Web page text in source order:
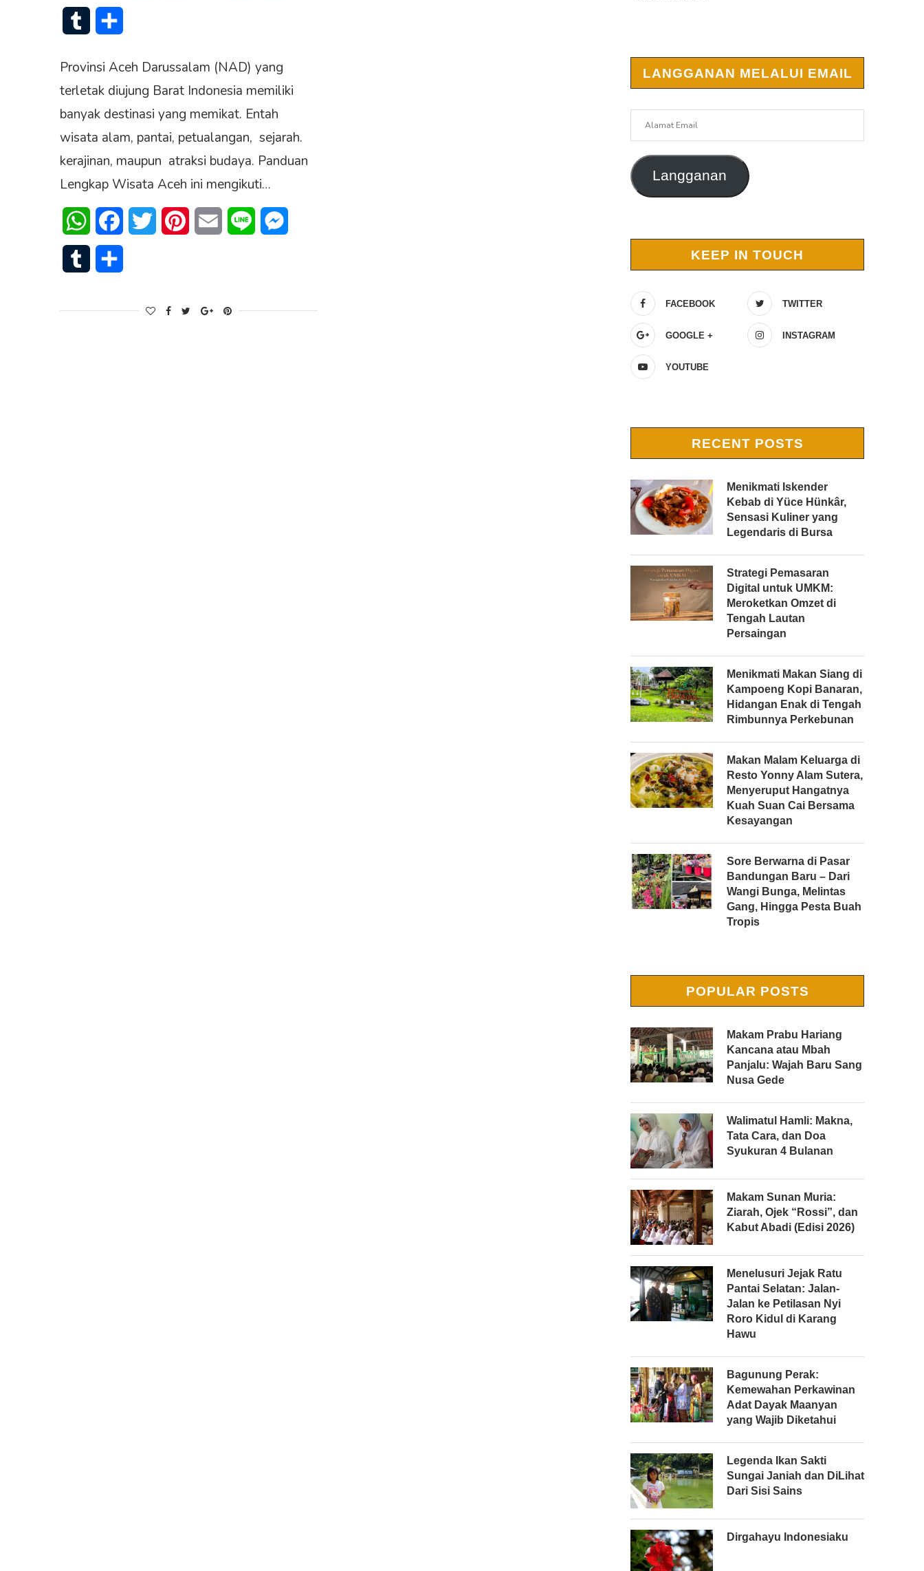
Tumblr
Provinsi Aceh Darussalam (NAD) yang
terletak diujung Barat Indonesia memiliki
banyak destinasi yang memikat. Entah
wisata alam, pantai, petualangan, sejarah.
kerajinan, maupun atraksi budaya. Panduan
Lengkap Wisata Aceh ini mengikuti…
WhatsAppFacebookTwitter PinterestEmail Line
Tumblr
LANGGANAN MELALUI EMAIL
Langganan
KEEP IN TOUCH
FACEBOOK TWITTER
GOOGLE + INSTAGRAM
YOUTUBE
RECENT POSTS
Menikmati Iskender
Kebab di Yüce Hünkâr,
Sensasi Kuliner yang
Legendaris di Bursa
Strategi Pemasaran
Digital untuk UMKM:
Meroketkan Omzet di
Tengah Lautan
Persaingan
Menikmati Makan Siang di
Kampoeng Kopi Banaran,
Hidangan Enak di Tengah
Rimbunnya Perkebunan
Makan Malam Keluarga di
Resto Yonny Alam Sutera,
Menyeruput Hangatnya
Kuah Suan Cai Bersama
Kesayangan
Sore Berwarna di Pasar
Bandungan Baru – Dari
Wangi Bunga, Melintas
Gang, Hingga Pesta Buah
Tropis
POPULAR POSTS
Makam Prabu Hariang
Kancana atau Mbah
Panjalu: Wajah Baru Sang
Nusa Gede
Walimatul Hamli: Makna,
Tata Cara, dan Doa
Syukuran 4 Bulanan
Makam Sunan Muria:
Ziarah, Ojek “Rossi”, dan
Kabut Abadi (Edisi 2026)
Menelusuri Jejak Ratu
Pantai Selatan: Jalan-
Jalan ke Petilasan Nyi
Roro Kidul di Karang
Hawu
Bagunung Perak:
Kemewahan Perkawinan
Adat Dayak Maanyan
yang Wajib Diketahui
Legenda Ikan Sakti
Sungai Janiah dan DiLihat
Dari Sisi Sains
Dirgahayu Indonesiaku